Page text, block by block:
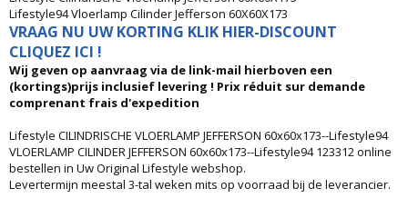
Lifestyle94 Vloerlamp Cilinder Jefferson 60X60X173
VRAAG NU UW KORTING KLIK HIER-DISCOUNT
CLIQUEZ ICI !
Wij geven op aanvraag via de link-mail hierboven een
(kortings)prijs inclusief levering ! Prix réduit sur demande
comprenant frais d'expedition
Lifestyle CILINDRISCHE VLOERLAMP JEFFERSON 60x60x173--Lifestyle94
VLOERLAMP CILINDER JEFFERSON 60x60x173--Lifestyle94 123312 online
bestellen in Uw Original Lifestyle webshop.
Levertermijn meestal 3-tal weken mits op voorraad bij de leverancier.